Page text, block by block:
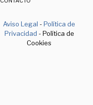
Aviso Legal -Política de
Privacidad - Política de
Cookies